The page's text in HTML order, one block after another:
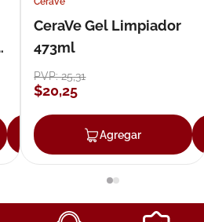
Agregar
CeraVe Gel Limpiador
473ml
PVP:25,31
$20,25
Agregar